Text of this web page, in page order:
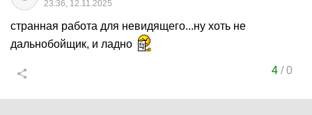
23:36, 12.11.2025
странная работа для невидящего...ну хоть не
дальнобойщик, и ладно
4/0